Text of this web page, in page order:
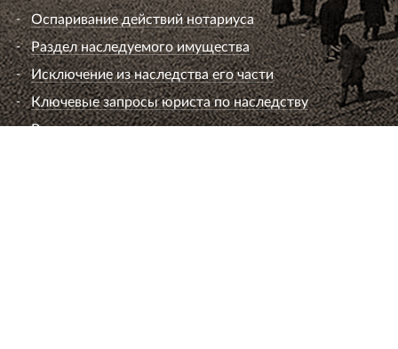
Оспаривание действий нотариуса
Раздел наследуемого имущества
Исключение из наследства его части
Ключевые запросы юриста по наследству
Вопросы к юристу по наследству